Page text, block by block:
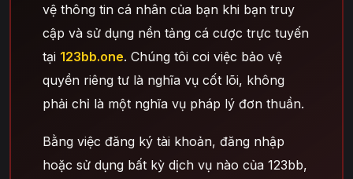
vệ thông tin cá nhân của bạn khi bạn truy
cập và sử dụng nền tảng cá cược trực tuyến
tại 123bb.one. Chúng tôi coi việc bảo vệ
quyền riêng tư là nghĩa vụ cốt lõi, không
phải chỉ là một nghĩa vụ pháp lý đơn thuần.
Bằng việc đăng ký tài khoản, đăng nhập
hoặc sử dụng bất kỳ dịch vụ nào của 123bb,